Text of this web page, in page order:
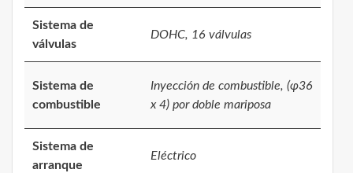
Sistema de
válvulas
DOHC, 16 válvulas
Sistema de
combustible
Inyección de combustible, (φ36
x 4) por doble mariposa
Sistema de
arranque
Eléctrico